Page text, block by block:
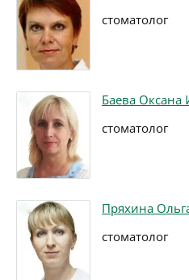
стоматолог
Баева Оксана
стоматолог
Пряхина
стоматолог